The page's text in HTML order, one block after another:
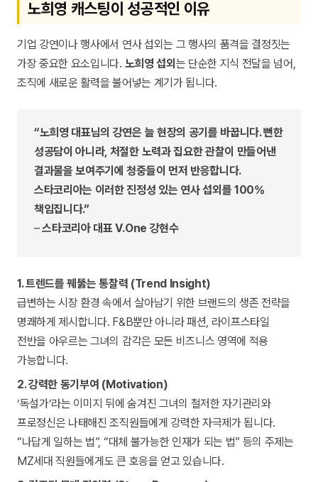
노희영 캐스팅이 성공적인 이유
기업 강연이나 행사에서 연사 섭외는 그 행사의 품격을 결정짓는
가장 중요한 요소입니다. 노희영 섭외 는 단순한 지식 전달을 넘어,
조직에 새로운 활력을 불어넣는 계기가 됩니다.
“노희영 대표님의 강연은 늘 현장의 공기를 바꿉니다. 뻔한
성공담이 아니라, 처절한 노력과 집요한 관찰이 만들어낸
결과물을 보여주기에 청중들이 먼저 반응합니다.
스타코리아는 이러한 진정성 있는 연사 섭외를 100%
책임집니다.”
–스타코리아 대표 V.One 강현수
1. 트렌드를 꿰뚫는 통찰력 (Trend Insight)
급변하는 시장 환경 속에서 살아남기 위한 브랜드의 생존 전략을
명쾌하게 제시합니다. F&B뿐만 아니라 패션, 라이프스타일
전반을 아우르는 그녀의 감각은 모든 비즈니스 영역에 적용
가능합니다.
2. 강력한 동기부여 (Motivation)
‘독설가’라는 이미지 뒤에 숨겨진 그녀의 철저한 자기관리와
프로정신은 나태해진 조직원들에게 강력한 자극제가 됩니다.
“나답게 일하는 법”, “대체 불가능한 인재가 되는 법” 등의 주제는
MZ세대 직원들에게도 큰 호응을 얻고 있습니다.